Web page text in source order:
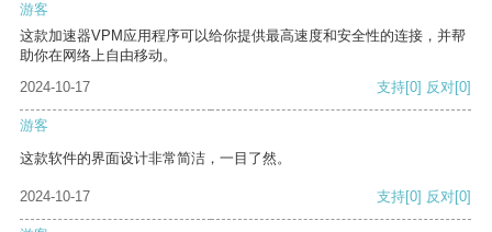
游客
这款加速器VPM应用程序可以给你提供最高速度和安全性的连接，并帮
助你在网络上自由移动。
2024-10-17
支持[0] 反对[0]
游客
这款软件的界面设计非常简洁，一目了然。
2024-10-17 支持[0] 反对[0]